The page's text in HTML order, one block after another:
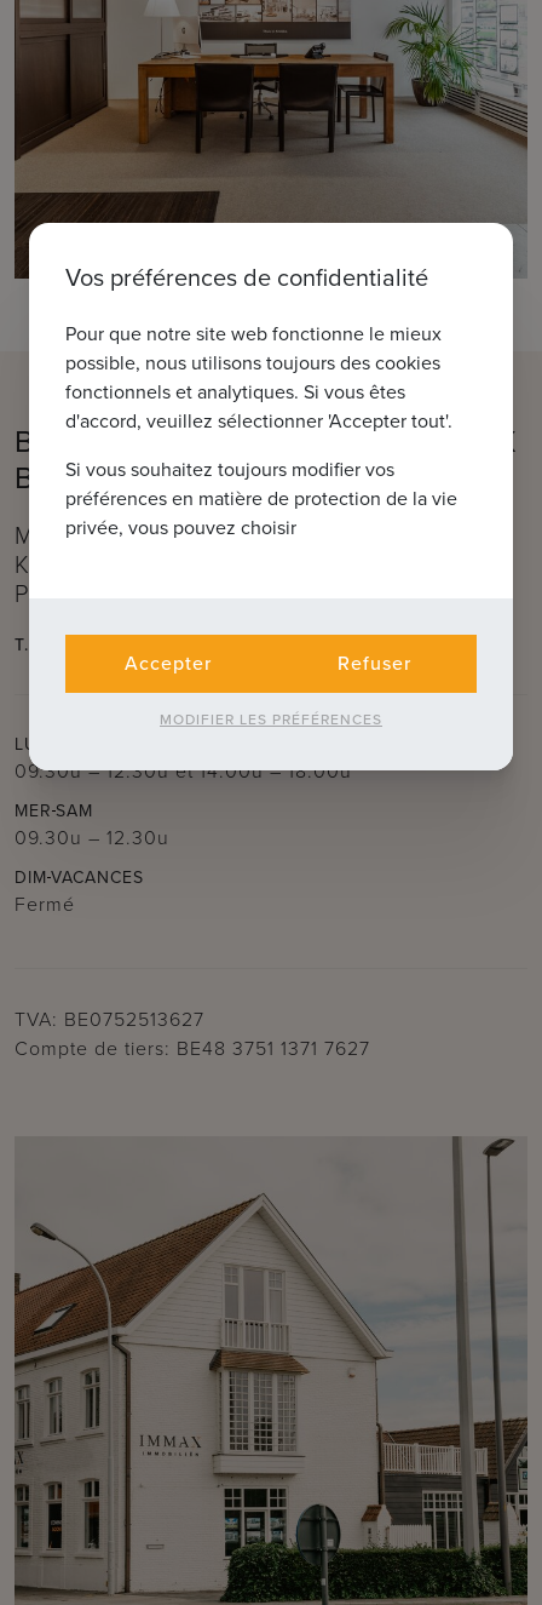
Bienvenue dans notre bureau IMMAX
Bruges
Moerkerkse Steenweg 1, 8310 Bruges (Sint-
Kruis)
Près de la Kruispoort
T.
LUN
09.30u – 12.30uet14.00u – 18.00u
MER SAM
09.30u – 12.30u
DIMVACANCES
Fermé
TVA: BE0752513627
Compte de tiers: BE48 3751 1371 7627
Vos préférences de confidentialité
Pour que notre site web fonctionne le mieux
possible, nous utilisons toujours des cookies
fonctionnels et analytiques. Si vous êtes
d'accord, veuillez sélectionner 'Accepter tout'.
Si vous souhaitez toujours modifier vos
préférences en matière de protection de la vie
privée, vous pouvez choisir
Accepter Refuser
MODIFIER LES PRÉFÉRENCES